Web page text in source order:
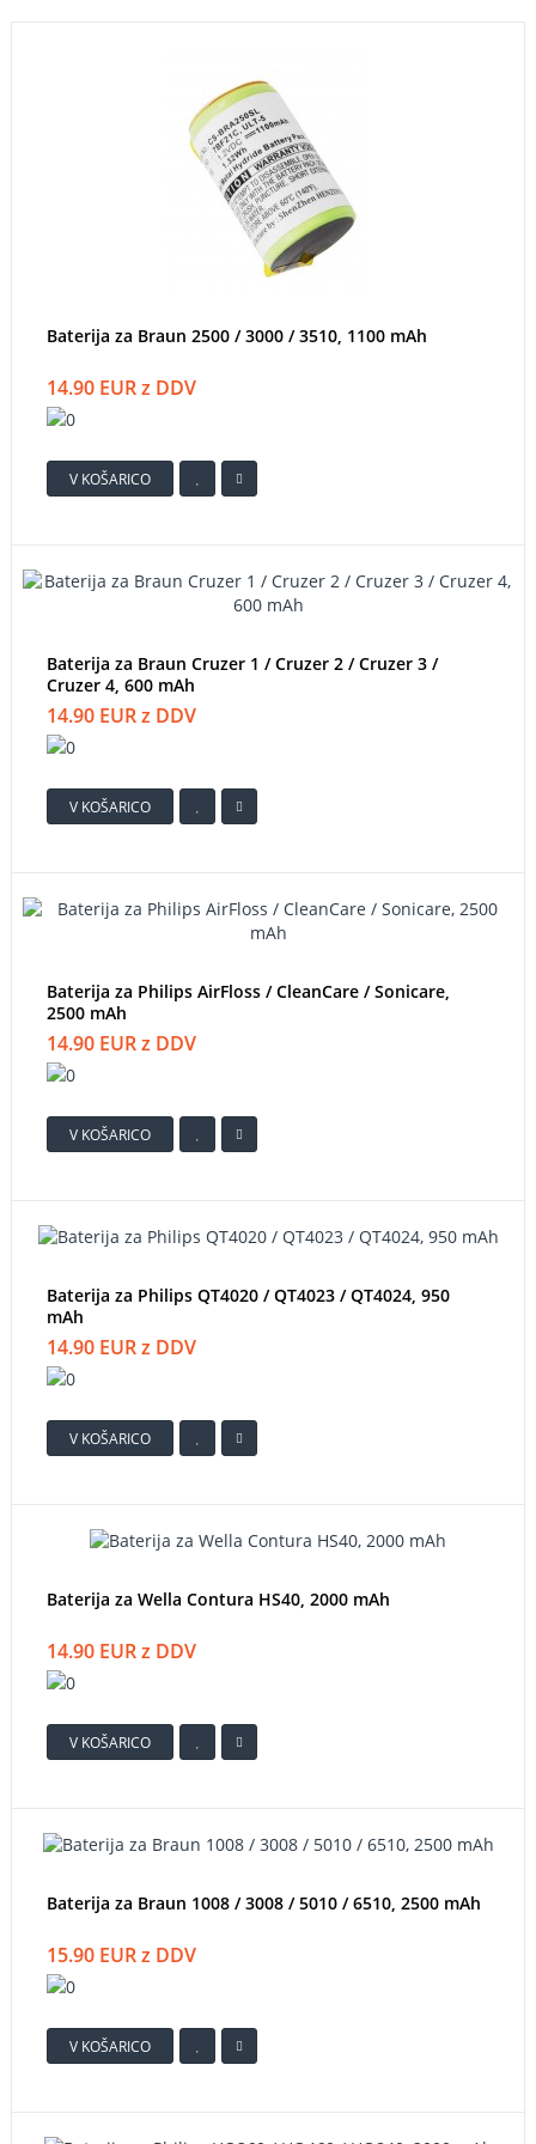
Baterija za Braun 2500 / 3000 / 3510, 1100 mAh
14.90 EUR z DDV
V KOŠARICO
Baterija za Braun Cruzer 1 / Cruzer 2 / Cruzer 3 /
Cruzer 4, 600 mAh
14.90 EUR z DDV
V KOŠARICO
Baterija za Philips AirFloss / CleanCare / Sonicare,
2500 mAh
14.90 EUR z DDV
V KOŠARICO
Baterija za Philips QT4020 / QT4023 / QT4024, 950
mAh
14.90 EUR z DDV
V KOŠARICO
Baterija za Wella Contura HS40, 2000 mAh
14.90 EUR z DDV
V KOŠARICO
Baterija za Braun 1008 / 3008 / 5010 / 6510, 2500 mAh
15.90 EUR z DDV
V KOŠARICO